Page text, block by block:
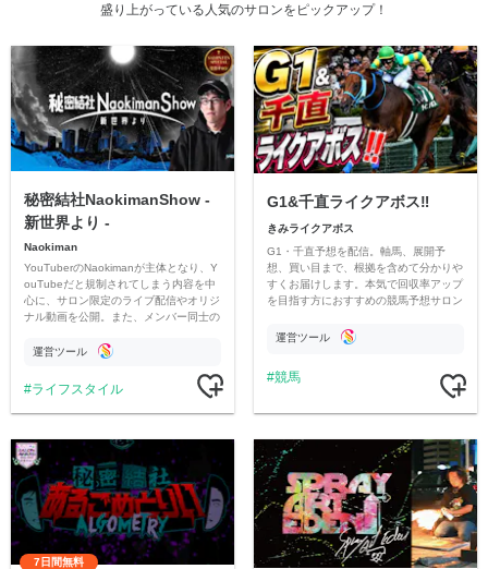
盛り上がっている人気のサロンをピックアップ！
秘密結社NaokimanShow -
新世界より -
Naokiman
YouTuberのNaokimanが主体となり、Y
ouTubeだと規制されてしまう内容を中
心に、サロン限定のライブ配信やオリジ
ナル動画を公開。また、メンバー同士の
ただいています。
運営ツール
ライフスタイル
G1&千直ライクアボス‼️
きみライクアボス
G1・千直予想を配信。軸馬、展開予
想、買い目まで、根拠を含めて分かりや
すくお届けします。本気で回収率アップ
を目指す方におすすめの競馬予想サロン
運営ツール
競馬
7日間無料